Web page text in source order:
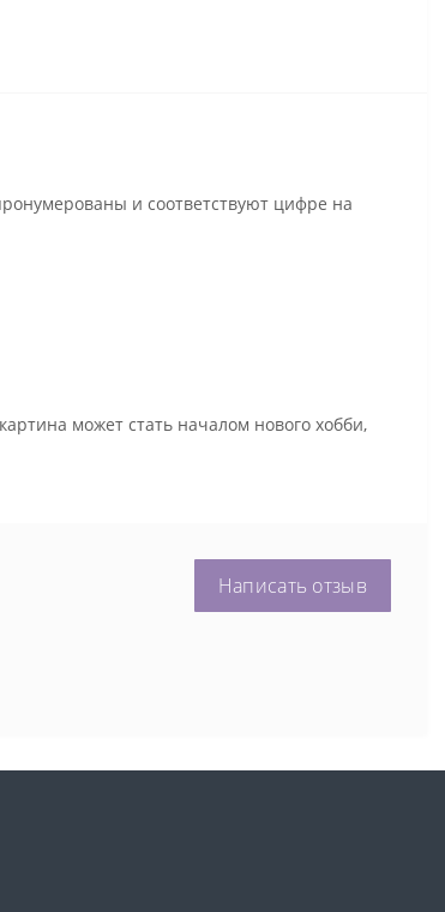
и соответствуют цифре на
может стать началом нового хобби,
Написать отзыв